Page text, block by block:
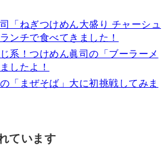
「ねぎつけめん大盛り チャーシュ
ンチで食べてきました！
系！つけめん眞司の「ブーラーメ
したよ！
「まぜそば」大に初挑戦してみま
ています